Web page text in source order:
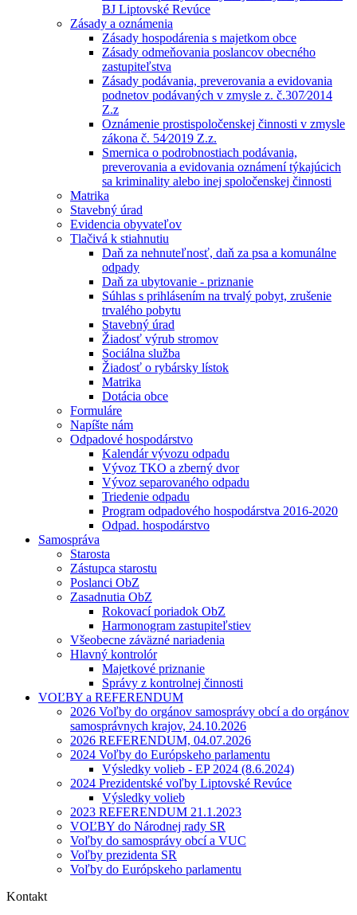
BJ Liptovské Revúce
Zásady a oznámenia
Zásady hospodárenia s majetkom obce
Zásady odmeňovania poslancov obecného
zastupiteľstva
Zásady podávania, preverovania a evidovania
podnetov podávaných v zmysle z. č.307⁄2014
Z.z
Oznámenie prostispoločenskej činnosti v zmysle
zákona č. 54⁄2019 Z.z.
Smernica o podrobnostiach podávania,
preverovania a evidovania oznámení týkajúcich
sa kriminality alebo inej spoločenskej činnosti
Matrika
Stavebný úrad
Evidencia obyvateľov
Tlačivá k stiahnutiu
Daň za nehnuteľnosť, daň za psa a komunálne
odpady
Daň za ubytovanie - priznanie
Súhlas s prihlásením na trvalý pobyt, zrušenie
trvalého pobytu
Stavebný úrad
Žiadosť výrub stromov
Sociálna služba
Žiadosť o rybársky lístok
Matrika
Dotácia obce
Formuláre
Napíšte nám
Odpadové hospodárstvo
Kalendár vývozu odpadu
Vývoz TKO a zberný dvor
Vývoz separovaného odpadu
Triedenie odpadu
Program odpadového hospodárstva 2016-2020
Odpad. hospodárstvo
Samospráva
Starosta
Zástupca starostu
Poslanci ObZ
Zasadnutia ObZ
Rokovací poriadok ObZ
Harmonogram zastupiteľstiev
Všeobecne záväzné nariadenia
Hlavný kontrolór
Majetkové priznanie
Správy z kontrolnej činnosti
VOĽBY a REFERENDUM
2026 Voľby do orgánov samosprávy obcí a do orgánov
samosprávnych krajov, 24.10.2026
2026 REFERENDUM, 04.07.2026
2024 Voľby do Európskeho parlamentu
Výsledky volieb - EP 2024 (8.6.2024)
2024 Prezidentské voľby Liptovské Revúce
Výsledky volieb
2023 REFERENDUM 21.1.2023
VOĽBY do Národnej rady SR
Voľby do samosprávy obcí a VUC
Voľby prezidenta SR
Voľby do Európskeho parlamentu
Kontakt